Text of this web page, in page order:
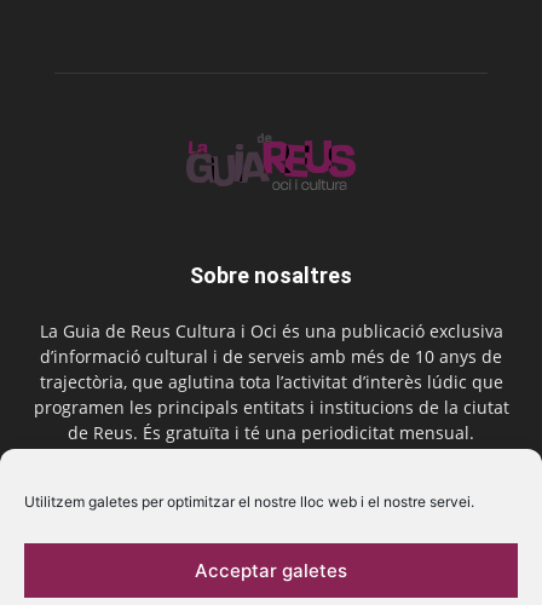
Utilitzem galetes per optimitzar el nostre lloc web i el nostre servei.
Acceptar galetes
Sobre nosaltres
La Guia de Reus Cultura i Oci és una publicació exclusiva
d’informació cultural i de serveis amb més de 10 anys de
trajectòria, que aglutina tota l’activitat d’interès lúdic que
programen les principals entitats i institucions de la ciutat
de Reus. És gratuïta i té una periodicitat mensual.
Segueix-nos